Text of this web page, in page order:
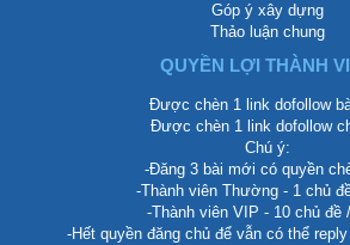
Góp ý xây dựng
Thảo luận chung
QUYỀN LỢI THÀNH
Được chèn 1 link dofollow
Được chèn 1 link dofollow
Chú ý:
-Đăng 3 bài mới có quyền
-Thành viên Thường - 1 chủ
-Thành viên VIP - 10 chủ đề
-Hết quyền đăng chủ để vẫn có thể